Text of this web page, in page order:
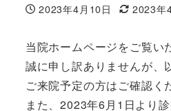
投稿日
2023年4月10日
更新日
2023年
当院ホームページをご覧い
誠に申し訳ありませんが、
ご来院予定の方はご確認く
また、2023年6月1日より